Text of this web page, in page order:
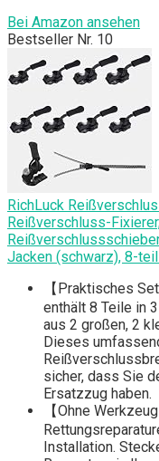
Bei Amazon ansehen
Bestseller Nr. 10
RichLuck
Reißverschluss-
Jacken (schwarz), 8-
【Praktisches
enthält 8 Teile in
aus 2 großen, 2
Dieses
sicher, dass Sie
Ersatzzug haben.
【Ohne
Installation.